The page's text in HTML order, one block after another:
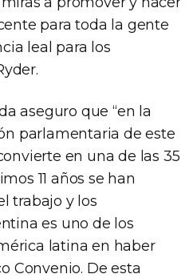
para toda la gente
leal para los
aseguro que “en la
parlamentaria de este
en una de las 35
11 años se han
trabajo y los
es uno de los
latina en haber
Convenio. De esta